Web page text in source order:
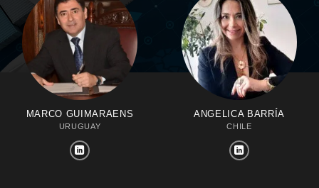
MARCO GUIMARAENS
URUGUAY
ANGELICA BARRÍA
CHILE